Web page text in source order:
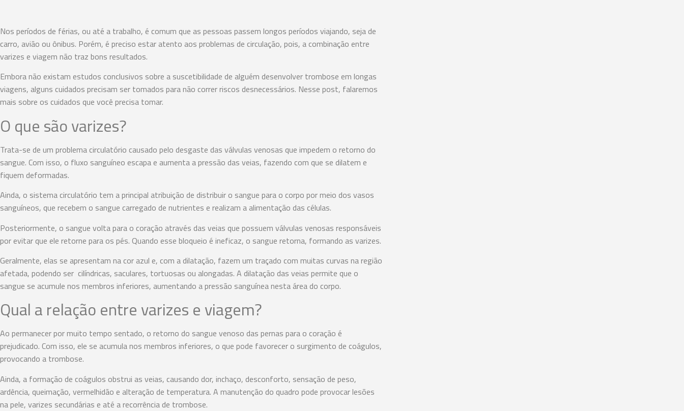
Nos períodos de férias, ou até a trabalho, é comum que as pessoas passem longos períodos viajando, seja de
carro, avião ou ônibus. Porém, é preciso estar atento aos problemas de circulação, pois, a combinação entre
varizes e viagem não traz bons resultados.
Embora não existam estudos conclusivos sobre a suscetibilidade de alguém desenvolver trombose em longas
viagens, alguns cuidados precisam ser tomados para não correr riscos desnecessários. Nesse post, falaremos
mais sobre os cuidados que você precisa tomar.
O que são varizes?
Trata-se de um problema circulatório causado pelo desgaste das válvulas venosas que impedem o retorno do
sangue. Com isso, o fluxo sanguíneo escapa e aumenta a pressão das veias, fazendo com que se dilatem e
fiquem deformadas.
Ainda, o sistema circulatório tem a principal atribuição de distribuir o sangue para o corpo por meio dos vasos
sanguíneos, que recebem o sangue carregado de nutrientes e realizam a alimentação das células.
Posteriormente, o sangue volta para o coração através das veias que possuem válvulas venosas responsáveis
por evitar que ele retorne para os pés. Quando esse bloqueio é ineficaz, o sangue retorna, formando as varizes.
Geralmente, elas se apresentam na cor azul e, com a dilatação, fazem um traçado com muitas curvas na região
afetada, podendo ser cilíndricas, saculares, tortuosas ou alongadas. A dilatação das veias permite que o
sangue se acumule nos membros inferiores, aumentando a pressão sanguínea nesta área do corpo.
Qual a relação entre varizes e viagem?
Ao permanecer por muito tempo sentado, o retorno do sangue venoso das pernas para o coração é
prejudicado. Com isso, ele se acumula nos membros inferiores, o que pode favorecer o surgimento de coágulos,
provocando a trombose.
Ainda, a formação de coágulos obstrui as veias, causando dor, inchaço, desconforto, sensação de peso,
ardência, queimação, vermelhidão e alteração de temperatura. A manutenção do quadro pode provocar lesões
na pele, varizes secundárias e até a recorrência de trombose.